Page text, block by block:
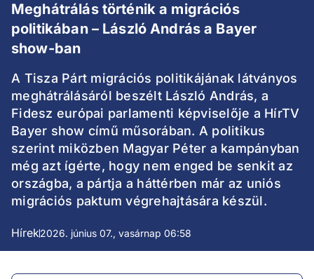
Meghátrálás történik a migrációs
politikában – László András a Bayer
show-ban
A Tisza Párt migrációs politikájának látványos
meghátrálásáról beszélt László András, a
Fidesz európai parlamenti képviselője a HírTV
Bayer show című műsorában. A politikus
szerint miközben Magyar Péter a kampányban
még azt ígérte, hogy nem enged be senkit az
országba, a pártja a háttérben már az uniós
migrációs paktum végrehajtására készül.
Hírek2026. június 07., vasárnap 06:58